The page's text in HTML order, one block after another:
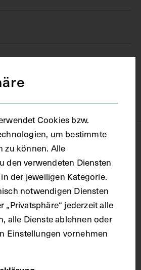
cm
Cookies bzw.
um bestimmte
zu können. Alle
den verwendeten Diensten
der jeweiligen Kategorie.
notwendigen Diensten
„Privatsphäre“ jederzeit alle
alle Dienste ablehnen oder
Einstellungen vornehmen